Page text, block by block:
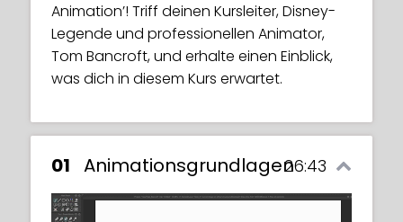
Animation’! Triff deinen Kursleiter, Disney-
Legende und professionellen Animator,
Tom Bancroft, und erhalte einen Einblick,
was dich in diesem Kurs erwartet.
01 Animationsgrundlagen26:43